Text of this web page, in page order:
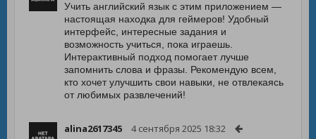
Учить английский язык с этим приложением —
настоящая находка для геймеров! Удобный
интерфейс, интересные задания и
возможность учиться, пока играешь.
Интерактивный подход помогает лучше
запомнить слова и фразы. Рекомендую всем,
кто хочет улучшить свои навыки, не отвлекаясь
от любимых развлечений!
alina2617345 4 сентября 2025 18:32